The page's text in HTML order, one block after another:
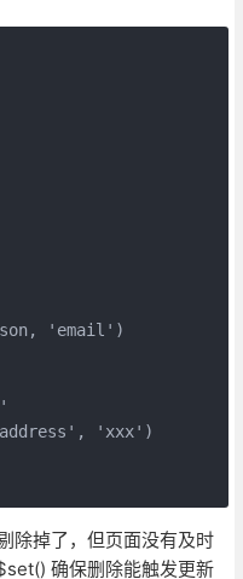
'email')
'xxx')
除掉了，但页面没有及时
确保删除能触发更新